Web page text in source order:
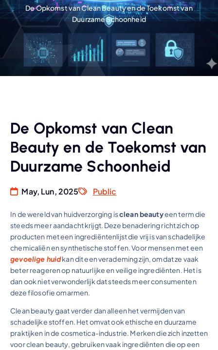
De Opkomst van Clean Beauty en de Toekomst van
Duurzame Schoonheid
De Opkomst van Clean
Beauty en de Toekomst van
Duurzame Schoonheid
May, Lun, 2025 Public
In de wereld van huidverzorging isclean beautyeen term die
steeds meer aandacht krijgt. Deze benadering richt zich op
producten met een ingrediëntenlijst die vrij is van schadelijke
chemicaliën en synthetische stoffen. Voor mensen met een
gevoelige huidkan dit een verademing zijn, omdat ze vaak
beter reageren op natuurlijke en veilige ingrediënten. Het is
dan ook niet verwonderlijk dat steeds meer consumenten
deze filosofie omarmen.
Clean beauty gaat verder dan alleen het vermijden van
schadelijke stoffen. Het omvat ook ethische en duurzame
praktijken in de cosmetica-industrie. Merken die zich inzetten
voor clean beauty, gebruiken vaak ingrediënten die op een